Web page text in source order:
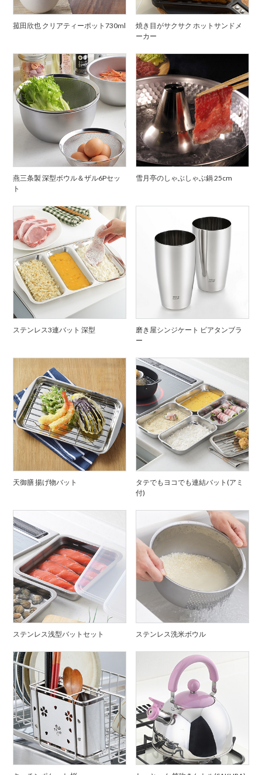
菰田欣也 クリアティーポット730ml
焼き目がサクサク ホットサンドメ
ーカー
燕三条製 深型ボウル＆ザル6Pセッ
ト
雪月亭のしゃぶしゃぶ鍋 25cm
ステンレス3連バット 深型
磨き屋シンジケート ビアタンブラ
ー
天御膳 揚げ物バット
タテでもヨコでも連結バット(アミ
付)
ステンレス浅型バットセット ステンレス洗米ボウル